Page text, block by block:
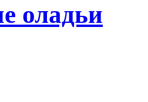
оладьи